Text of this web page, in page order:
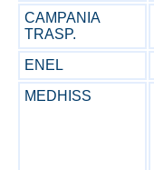
CAMPANIA
TRASP.
ENEL
MEDHISS